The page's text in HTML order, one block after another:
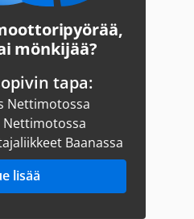
mönkijää?
tapa:
Nettimotossa
Nettimotossa
Baanassa
lisää